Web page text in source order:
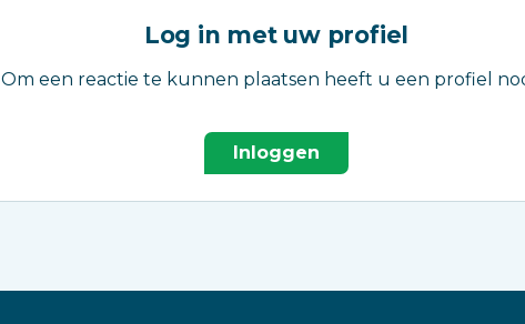
Log in met uw profiel
Om een reactie te kunnen plaatsen heeft u een profiel
Inloggen